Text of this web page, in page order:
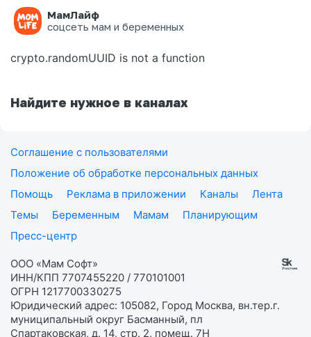
МамЛайф
соцсеть мам и беременных
Ошибка на странице
crypto.randomUUID is not a function
Найдите нужное в каналах
Соглашение с пользователями
Положение об обработке персональных данных
Помощь
Реклама в приложении Каналы
Лента
Темы
Беременным Мамам
Планирующим
Пресс-центр
ООО «Мам Софт»
ИНН/КПП 7707455220 / 770101001
ОГРН 1217700330275
Юридический адрес: 105082, Город Москва, вн.тер.г.
муниципальный округ Басманный, пл
Спартаковская, д. 14, стр. 2, помещ. 7Н